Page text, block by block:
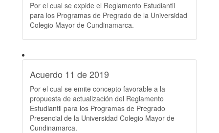
Por el cual se expide el Reglamento Estudiantil
para los Programas de Pregrado de la Universidad
Colegio Mayor de Cundinamarca.
Acuerdo 11 de 2019
Por el cual se emite concepto favorable a la
propuesta de actualización del Reglamento
Estudiantil para los Programas de Pregrado
Presencial de la Universidad Colegio Mayor de
Cundinamarca.